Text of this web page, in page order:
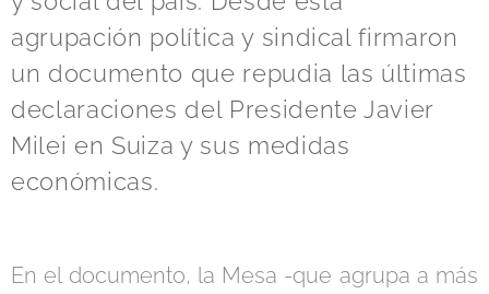
agrupación política y sindical firmaron
un documento que repudia las últimas
declaraciones del Presidente Javier
Milei en Suiza y sus medidas
económicas.
En el documento, la Mesa -que agrupa a más